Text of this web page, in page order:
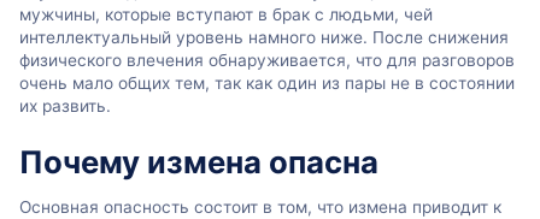
мужчины, которые вступают в брак с людьми, чей
интеллектуальный уровень намного ниже. После снижения
физического влечения обнаруживается, что для разговоров
очень мало общих тем, так как один из пары не в состоянии
их развить.
Почему измена опасна
Основная опасность состоит в том, что измена приводит к